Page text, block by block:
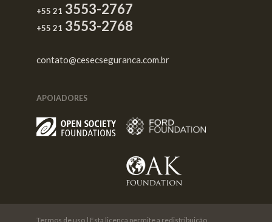
+55 21 3553-2767
+55 21 3553-2768
contato@cesecseguranca.com.br
APOIADORES
Termos de uso | Esta licença permite a redistribuição,